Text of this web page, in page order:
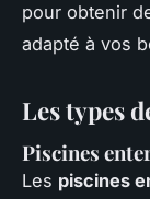
pour obtenir
adapté à vos
Les types
Piscines
Les piscines